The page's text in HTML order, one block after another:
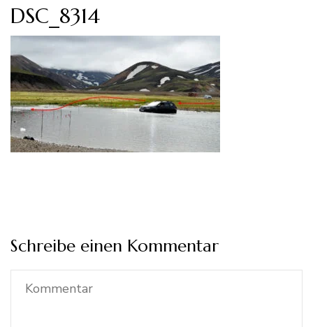
DSC_8314
Schreibe einen Kommentar